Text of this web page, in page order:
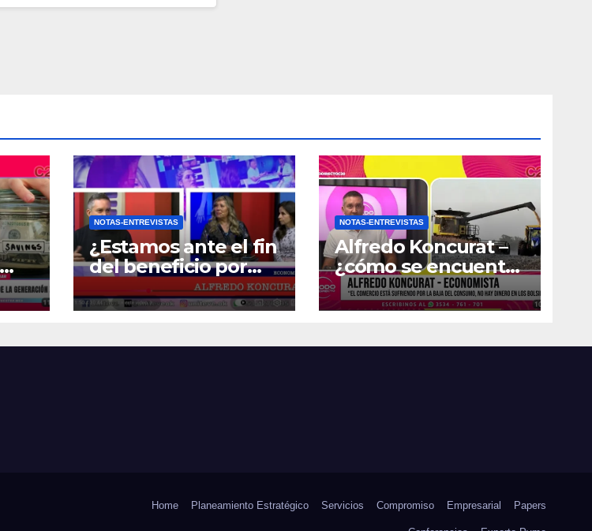
NOTAS-ENTREVISTAS
¿Estamos ante el fin
del beneficio por
Zona Fría?
NOTAS-ENTREVISTAS
Alfredo Koncurat –
¿cómo se encuentra
la actividad
económica del país?
Home Planeamiento Estratégico Servicios Compromiso Empresarial Papers